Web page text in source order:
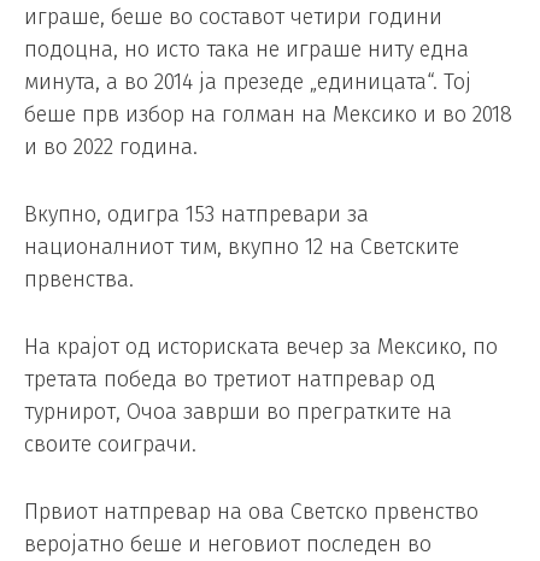
играше, беше во составот четири години
подоцна, но исто така не играше ниту една
минута, а во 2014 ја презеде „единицата“. Тој
беше прв избор на голман на Мексико и во 2018
и во 2022 година.
Вкупно, одигра 153 натпревари за
националниот тим, вкупно 12 на Светските
првенства.
На крајот од историската вечер за Мексико, по
третата победа во третиот натпревар од
турнирот, Очоа заврши во прегратките на
своите соиграчи.
Првиот натпревар на ова Светско првенство
веројатно беше и неговиот последен во